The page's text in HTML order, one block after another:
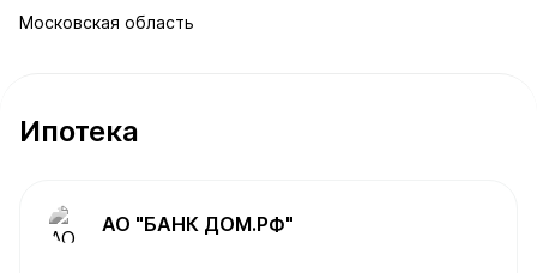
Московская область
Ипотека
АО "БАНК ДОМ.РФ"